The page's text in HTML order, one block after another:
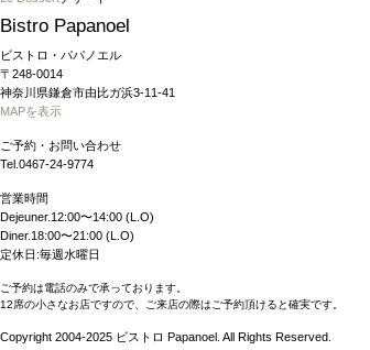
Bistro Papanoel
ビストロ・パパノエル
〒248-0014
神奈川県鎌倉市由比ガ浜3-11-41
MAPを表示
ご予約・お問い合わせ
Tel.0467-24-9774
営業時間
Dejeuner.12:00〜14:00 (L.O)
Diner.18:00〜21:00 (L.O)
定休日:毎週水曜日
ご予約は電話のみで承っております。
12席の小さなお店ですので、ご来店の際はご予約頂けると確実です。
Copyright 2004-2025 ビストロ Papanoel. All Rights Reserved.